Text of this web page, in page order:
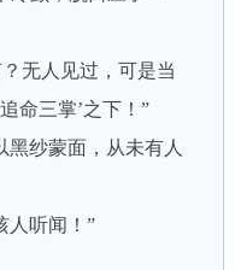
无人见过，可是当
命三掌’之下！”
纱蒙面，从未有人
听闻！”